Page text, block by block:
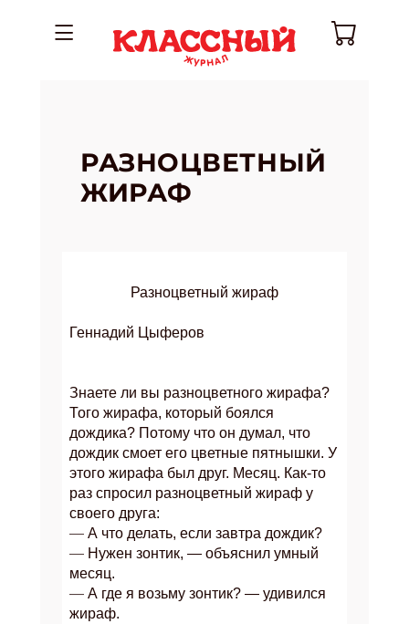
РАЗНОЦВЕТНЫЙ
ЖИРАФ
Разноцветный жираф
Геннадий Цыферов
Знаете ли вы разноцветного жирафа?
Того жирафа, который боялся
дождика? Потому что он думал, что
дождик смоет его цветные пятнышки. У
этого жирафа был друг. Месяц. Как-то
раз спросил разноцветный жираф у
своего друга:
— А что делать, если завтра дождик?
— Нужен зонтик, — объяснил умный
месяц.
— А где я возьму зонтик? — удивился
жираф.